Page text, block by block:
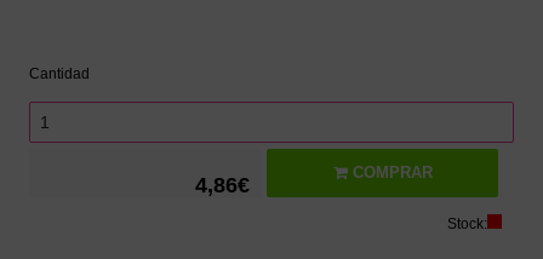
Cantidad
4,86€
COMPRAR
Stock: